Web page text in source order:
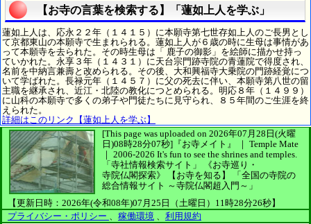
【お寺の言葉を検索する】「蓮如上人を学ぶ」
蓮如上人は、応永２２年（１４１５）に本願寺第七世存如上人のご長男とし
て京都東山の本願寺で生まれられる。蓮如上人が６歳の時に生母は事情があ
って本願寺を去られた。その時生母は「 鹿子の御影」を絵師に描かせ持っ
ていかれた。永享３年（１４３１）に天台宗門跡寺院の青蓮院で得度され、
名前を中納言兼壽と改められる。その後、大和興福寺大乗院の門跡経覚につ
いて学ばれた。長禄元年（１４５７）に父の死去に伴い、本願寺第八世の留
主職を継承され、近江・北陸の教化につとめられる。明応８年（１４９９）
に山科の本願寺で多くの弟子や門徒たちに見守られ、８５年間のご生涯を終
えられた。
詳細はこのリンク【蓮如上人を学ぶ】
[This page was uploaded on 2026年07月28日(火曜
日)08時28分07秒] 『お寺メイト』 ｜ Temple Mate
｜ 2006-2026 It's fun to see the shrines and temples.
「寺社情報検索サイト」
《お寺巡り・
寺院仏閣探索》
【お寺を知る】
「全国の寺院の
総合情報サイト ～寺院仏閣超入門～」
【更新日時：2026年(令和08年)07月25日（土曜日）11時28分26秒】
プライバシー・ポリシー 、 稼働環境 、 利用規約